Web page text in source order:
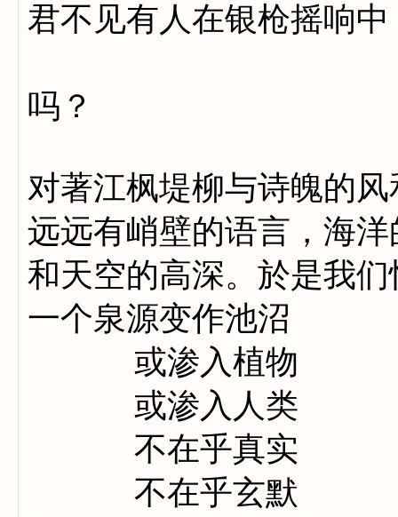
君不见有人在银枪摇响中
吗？
对著江枫堤柳与诗魄的风
远远有峭壁的语言，海洋
和天空的高深。於是我们
一个泉源变作池沼
或渗入植物
或渗入人类
不在乎真实
不在乎玄默